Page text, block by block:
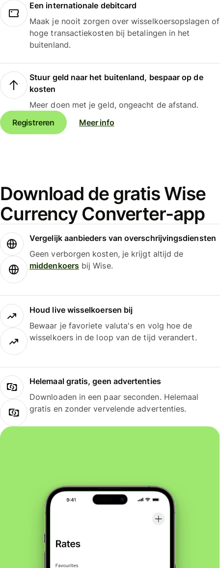
Een internationale debitcard
Maak je nooit zorgen over wisselkoersopslagen of
hoge transactiekosten bij betalingen in het
buitenland.
Stuur geld naar het buitenland, bespaar op de
kosten
Meer doen met je geld, ongeacht de afstand.
Registreren
Meer info
Download de gratis Wise
Currency Converter-app
Vergelijk aanbieders van overschrijvingsdiensten
Geen verborgen kosten, je krijgt altijd de
middenkoersbij Wise.
Houd live wisselkoersen bij
Bewaar je favoriete valuta's en volg hoe de
wisselkoers in de loop van de tijd verandert.
Helemaal gratis, geen advertenties
Downloaden in een paar seconden. Helemaal
gratis en zonder vervelende advertenties.